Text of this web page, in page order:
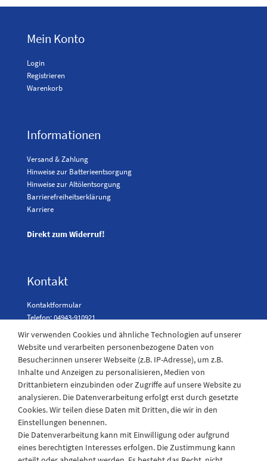
Mein Konto
Login
Registrieren
Warenkorb
Informationen
Versand & Zahlung
Hinweise zur Batterieentsorgung
Hinweise zur Altölentsorgung
Barrierefreiheitserklärung
Karriere
Direkt zum Widerruf!
Kontakt
Kontaktformular
Telefon: 04943-910921
Laden Öffnungszeiten
Montag - Freitag
08:30 - 12:30 und 13.00 - 17.30 Uhr
Samstags
08:30 bis 12:30 Uhr
Wir verwenden Cookies und ähnliche Technologien auf unserer
Website und verarbeiten personenbezogene Daten von
Besucher:innen unserer Webseite (z.B. IP-Adresse), um z.B.
Inhalte und Anzeigen zu personalisieren, Medien von
Drittanbietern einzubinden oder Zugriffe auf unsere Website zu
analysieren. Die Datenverarbeitung erfolgt erst durch gesetzte
Cookies. Wir teilen diese Daten mit Dritten, die wir in den
Einstellungen benennen.
Die Datenverarbeitung kann mit Einwilligung oder aufgrund
eines berechtigten Interesses erfolgen. Die Zustimmung kann